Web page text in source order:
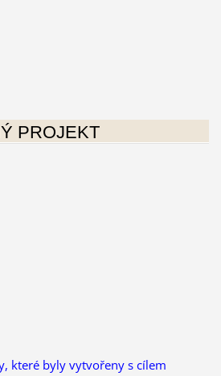
PROJEKT
které byly vytvořeny s cílem